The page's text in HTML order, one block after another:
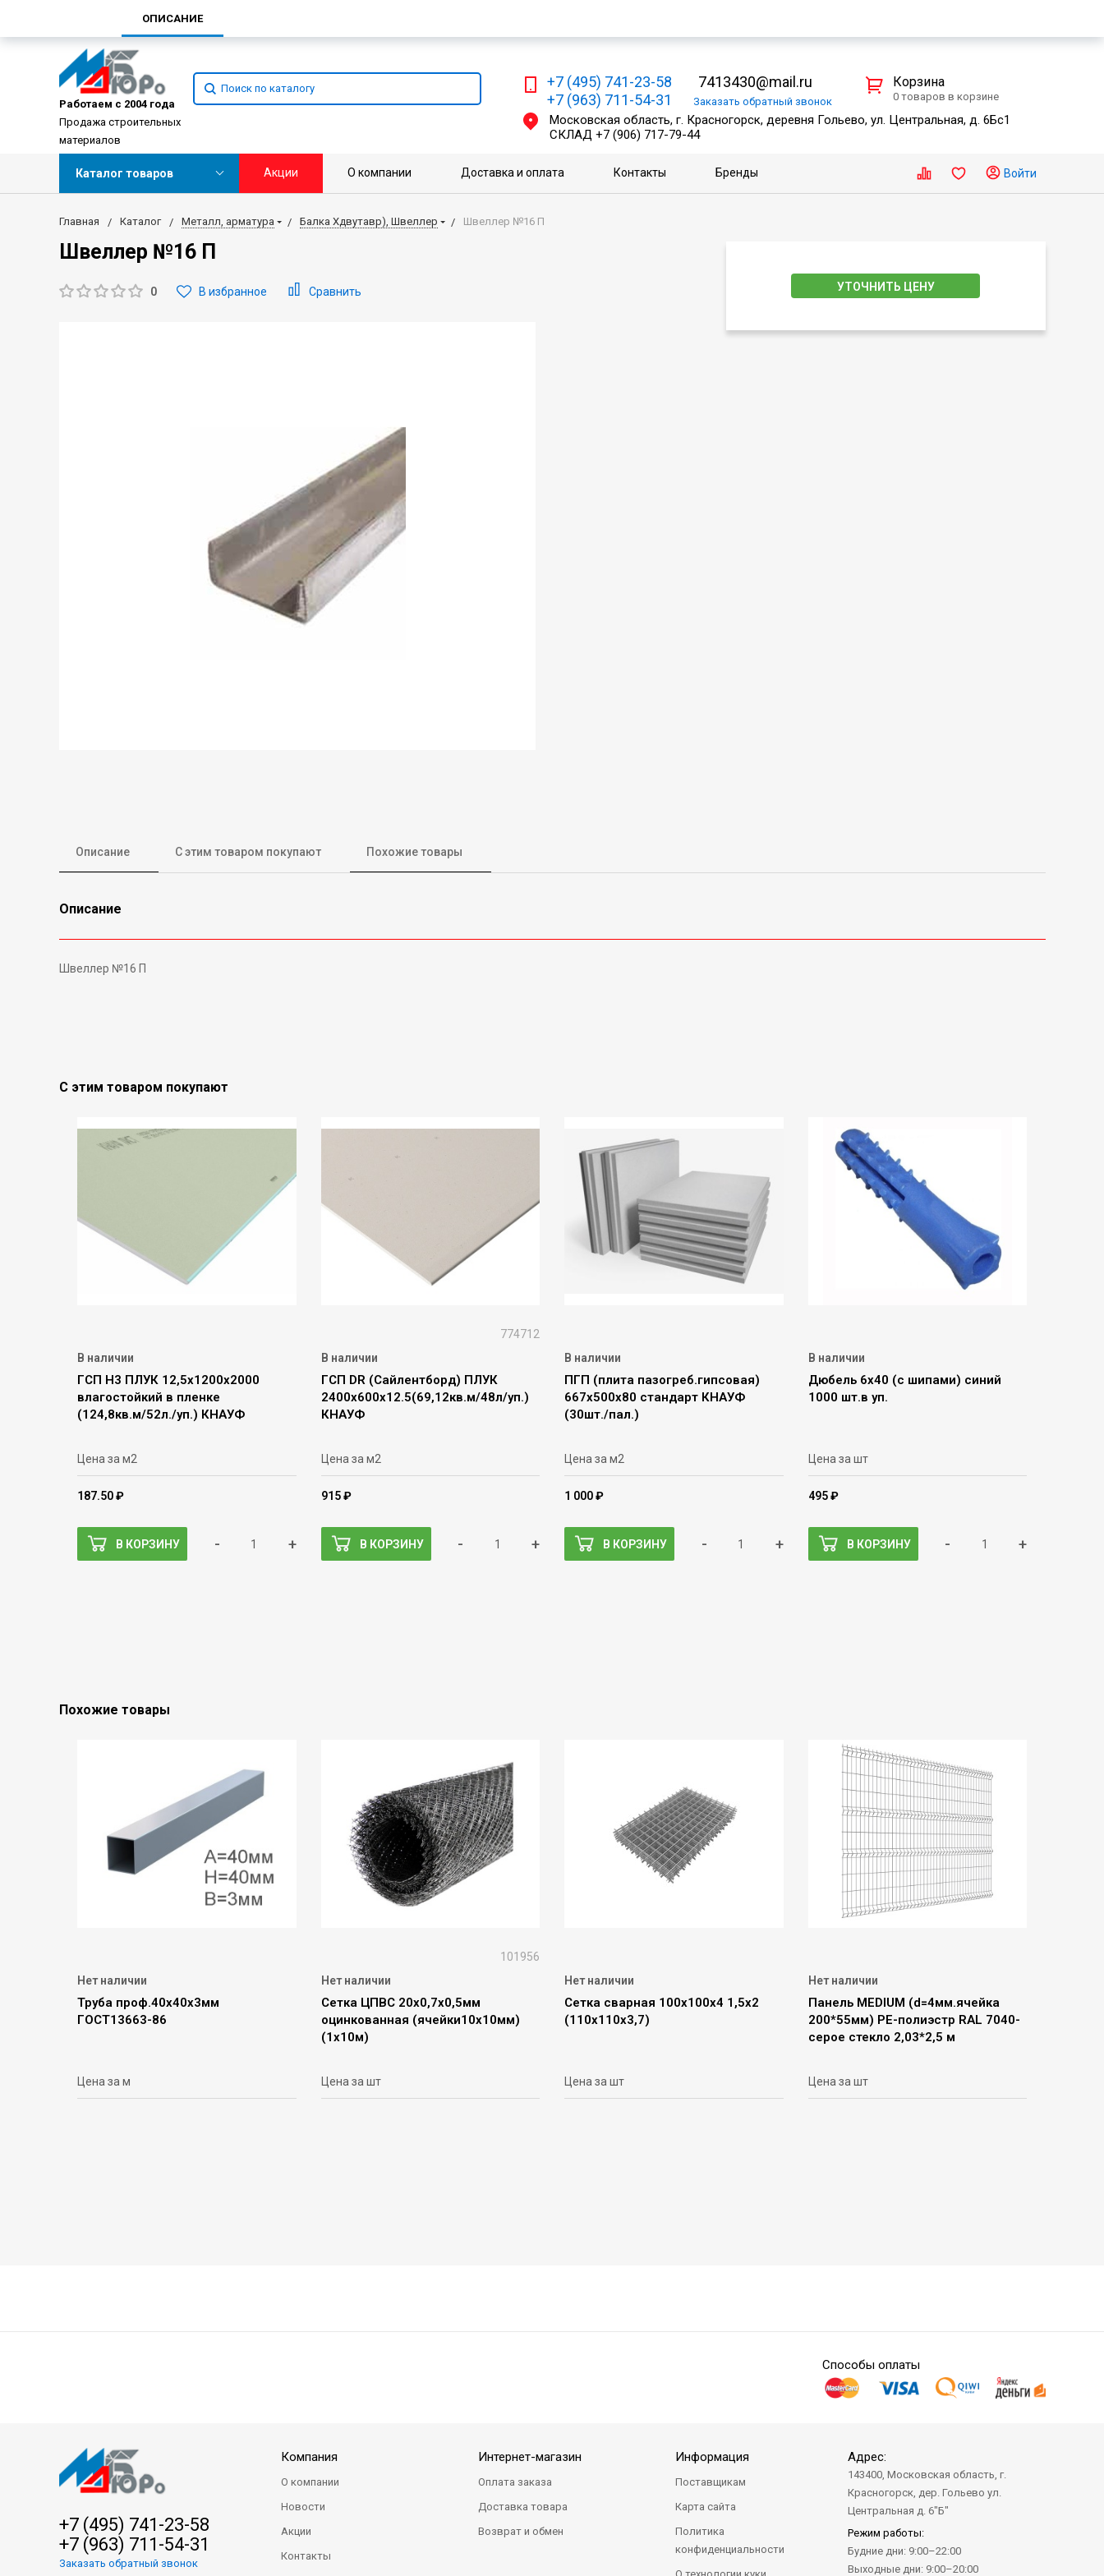
Работаем с 2004 года
Продажа строительных
материалов
+7 (495) 741-23-58
+7 (963) 711-54-31
7413430@mail.ru
Заказать обратный звонок
Московская область, г. Красногорск, деревня Гольево, ул. Центральная, д. 6Бс1
СКЛАД +7 (906) 717-79-44
Корзина
0 товаров в корзине
Каталог товаров Акции О компании Доставка и оплата Контакты Бренды Войти
Главная Каталог Металл, арматура Балка Хдвутавр), Швеллер Швеллер №16 П
Швеллер №16 П
0 В избранное Сравнить УТОЧНИТЬ ЦЕНУ
Описание С этим товаром покупают Похожие товары
Описание
Швеллер №16 П
С этим товаром покупают
В наличии
ГСП Н3 ПЛУК 12,5х1200х2000
влагостойкий в пленке
(124,8кв.м/52л./уп.) КНАУФ
Цена за м2
187.50 ₽
В КОРЗИНУ - +
774712
В наличии
ГСП DR (Сайлентборд) ПЛУК
2400х600х12.5(69,12кв.м/48л/уп.)
КНАУФ
Цена за м2
915 ₽
В КОРЗИНУ - +
В наличии
ПГП (плита пазогреб.гипсовая)
667х500х80 стандарт КНАУФ
(30шт./пал.)
Цена за м2
1 000 ₽
В КОРЗИНУ - +
В наличии
Дюбель 6х40 (с шипами) синий
1000 шт.в уп.
Цена за шт
495 ₽
В КОРЗИНУ - +
Похожие товары
Нет наличии
Труба проф.40х40х3мм
ГОСТ13663-86
Цена за м
101956
Нет наличии
Сетка ЦПВС 20х0,7х0,5мм
оцинкованная (ячейки10х10мм)
(1х10м)
Цена за шт
Нет наличии
Сетка сварная 100х100х4 1,5х2
(110х110х3,7)
Цена за шт
Нет наличии
Панель MEDIUM (d=4мм.ячейка
200*55мм) РЕ-полиэстр RAL 7040-
серое стекло 2,03*2,5 м
Цена за шт
ОПИСАНИЕ
Способы оплаты
+7 (495) 741-23-58
+7 (963) 711-54-31
Заказать обратный звонок
Компания
О компании
Новости
Акции
Контакты
Интернет-магазин
Оплата заказа
Доставка товара
Возврат и обмен
Информация
Поставщикам
Карта сайта
Политика
конфиденциальности
Адрес:
143400, Московская область, г.
Красногорск, дер. Гольево ул.
Центральная д. 6"Б"
Режим работы:
Будние дни: 9:00–22:00
Выходные дни: 9:00–20:00